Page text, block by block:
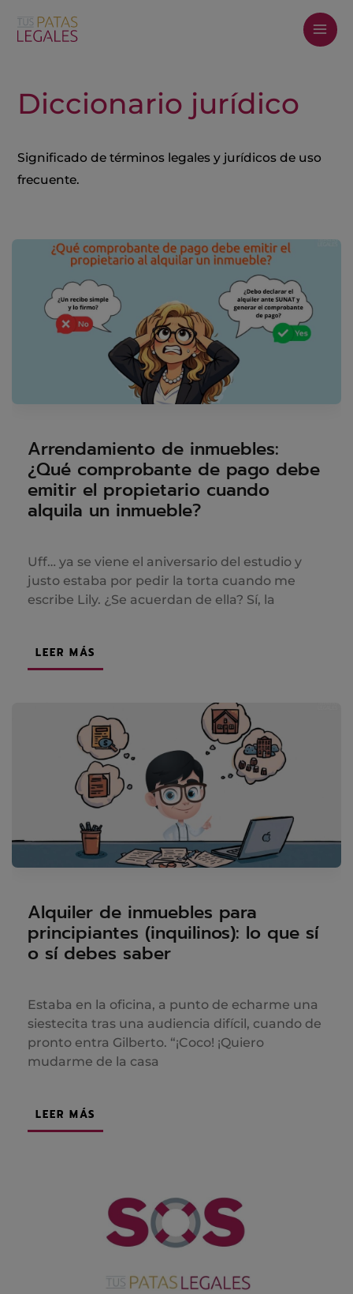
Diccionario jurídico
Significado de términos legales y jurídicos de uso
frecuente.
Arrendamiento de inmuebles:
¿Qué comprobante de pago debe
emitir el propietario cuando
alquila un inmueble?
Uff… ya se viene el aniversario del estudio y
justo estaba por pedir la torta cuando me
escribe Lily. ¿Se acuerdan de ella? Sí, la
LEER MÁS
Alquiler de inmuebles para
principiantes (inquilinos): lo que sí
o sí debes saber
Estaba en la oficina, a punto de echarme una
siestecita tras una audiencia difícil, cuando de
pronto entra Gilberto. “¡Coco! ¡Quiero
mudarme de la casa
LEER MÁS